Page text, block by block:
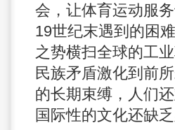
会，让体育运动服
19世纪末遇到的困
之势横扫全球的工
民族矛盾激化到前
的长期束缚，人们
国际性的文化还缺